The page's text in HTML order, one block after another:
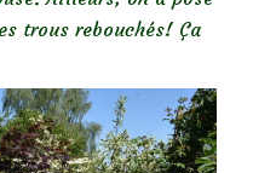
trous rebouchés! Ça